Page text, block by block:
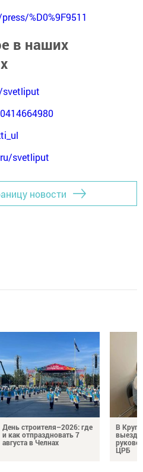
%D0%9F9511
в наших
svetliput
новости
День строителя–2026: где
и как отпраздновать 7
августа в Челнах
В
ЦРБ